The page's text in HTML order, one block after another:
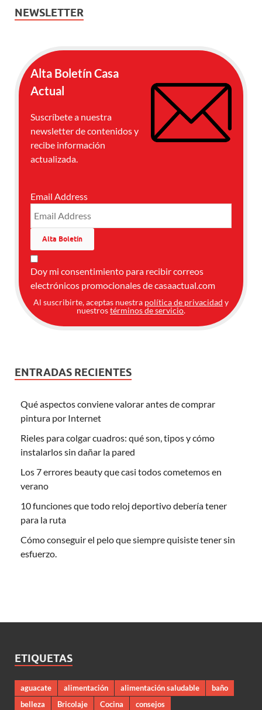
NEWSLETTER
Alta Boletín Casa
Actual
Suscríbete a nuestra
newsletter de contenidos y
recibe información
actualizada.
Email Address
Doy mi consentimiento para recibir correos
electrónicos promocionales de casaactual.com
Al suscribirte, aceptas nuestra política de privacidad y
nuestrostérminos de servicio.
ENTRADAS RECIENTES
Qué aspectos conviene valorar antes de comprar
pintura por Internet
Rieles para colgar cuadros: qué son, tipos y cómo
instalarlos sin dañar la pared
Los 7 errores beauty que casi todos cometemos en
verano
10 funciones que todo reloj deportivo debería tener
para la ruta
Cómo conseguir el pelo que siempre quisiste tener sin
esfuerzo.
ETIQUETAS
aguacate alimentación alimentación saludable
baño
belleza
Bricolaje Cocina
consejos